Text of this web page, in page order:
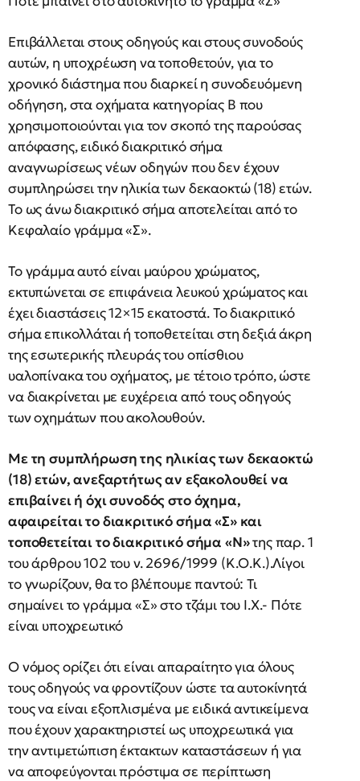
Επιβάλλεται στους οδηγούς και στους συνοδούς
αυτών, η υποχρέωση να τοποθετούν, για το
χρονικό διάστημα που διαρκεί η συνοδευόμενη
οδήγηση, στα οχήματα κατηγορίας Β που
χρησιμοποιούνται για τον σκοπό της παρούσας
απόφασης, ειδικό διακριτικό σήμα
αναγνωρίσεως νέων οδηγών που δεν έχουν
συμπληρώσει την ηλικία των δεκαοκτώ (18) ετών.
Το ως άνω διακριτικό σήμα αποτελείται από το
Κεφαλαίο γράμμα «Σ».
Το γράμμα αυτό είναι μαύρου χρώματος,
εκτυπώνεται σε επιφάνεια λευκού χρώματος και
έχει διαστάσεις 12×15 εκατοστά. Το διακριτικό
σήμα επικολλάται ή τοποθετείται στη δεξιά άκρη
της εσωτερικής πλευράς του οπίσθιου
υαλοπίνακα του οχήματος, με τέτοιο τρόπο, ώστε
να διακρίνεται με ευχέρεια από τους οδηγούς
των οχημάτων που ακολουθούν.
Με τη συμπλήρωση της ηλικίας των δεκαοκτώ
(18) ετών, ανεξαρτήτως αν εξακολουθεί να
επιβαίνει ή όχι συνοδός στο όχημα,
αφαιρείται το διακριτικό σήμα «Σ» και
τοποθετείται το διακριτικό σήμα «Ν»της παρ. 1
του άρθρου 102 του ν. 2696/1999 (Κ.Ο.Κ.).Λίγοι
το γνωρίζουν, θα το βλέπουμε παντού: Τι
σημαίνει το γράμμα «Σ» στο τζάμι του I.X.- Πότε
είναι υποχρεωτικό
Ο νόμος ορίζει ότι είναι απαραίτητο για όλους
τους οδηγούς να φροντίζουν ώστε τα αυτοκίνητά
τους να είναι εξοπλισμένα με ειδικά αντικείμενα
που έχουν χαρακτηριστεί ως υποχρεωτικά για
την αντιμετώπιση έκτακτων καταστάσεων ή για
να αποφεύγονται πρόστιμα σε περίπτωση